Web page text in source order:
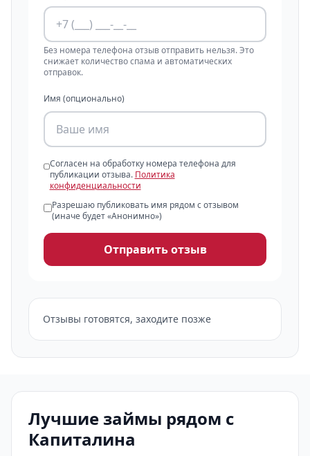
Без номера телефона отзыв отправить нельзя. Это
снижает количество спама и автоматических
отправок.
Имя (опционально)
Согласен на обработку номера телефона для
публикации отзыва. Политика
конфиденциальности
Разрешаю публиковать имя рядом с отзывом
(иначе будет «Анонимно»)
Отправить отзыв
Отзывы готовятся, заходите позже
Лучшие займы рядом с
Капиталина